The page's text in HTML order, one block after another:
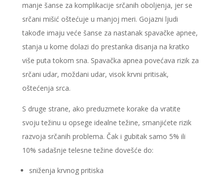
manje šanse za komplikacije srčanih oboljenja, jer se
srčani mišić oštećuje u manjoj meri. Gojazni ljudi
takođe imaju veće šanse za nastanak spavačke apnee,
stanja u kome dolazi do prestanka disanja na kratko
više puta tokom sna. Spavačka apnea povećava rizik za
srčani udar, moždani udar, visok krvni pritisak,
oštećenja srca.
S druge strane, ako preduzmete korake da vratite
svoju težinu u opsege idealne težine, smanjićete rizik
razvoja srčanih problema. Čak i gubitak samo 5% ili
10% sadašnje telesne težine dovešće do:
sniženja krvnog pritiska